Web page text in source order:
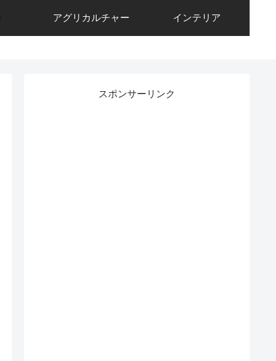
アグリカルチャー インテリア
スポンサーリンク